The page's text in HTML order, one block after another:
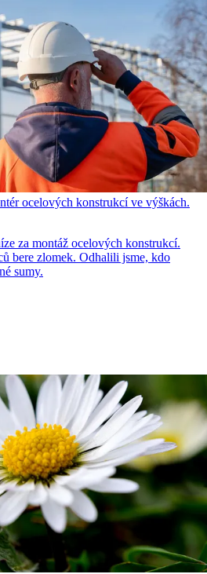
ocelových konstrukcí ve výškách.
za montáž ocelových konstrukcí.
bere zlomek. Odhalili jsme, kdo
sumy.